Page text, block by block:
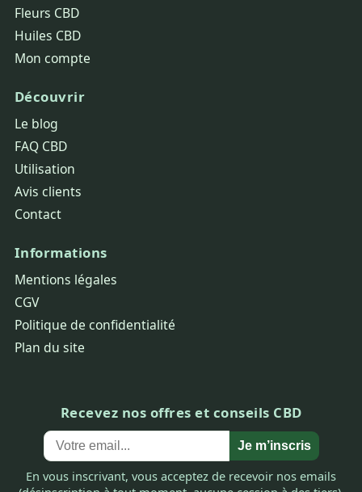
Fleurs CBD
Huiles CBD
Mon compte
Découvrir
Le blog
FAQ CBD
Utilisation
Avis clients
Contact
Informations
Mentions légales
CGV
Politique de confidentialité
Plan du site
Recevez nos offres et conseils CBD
Je m’inscris
En vous inscrivant, vous acceptez de recevoir nos emails